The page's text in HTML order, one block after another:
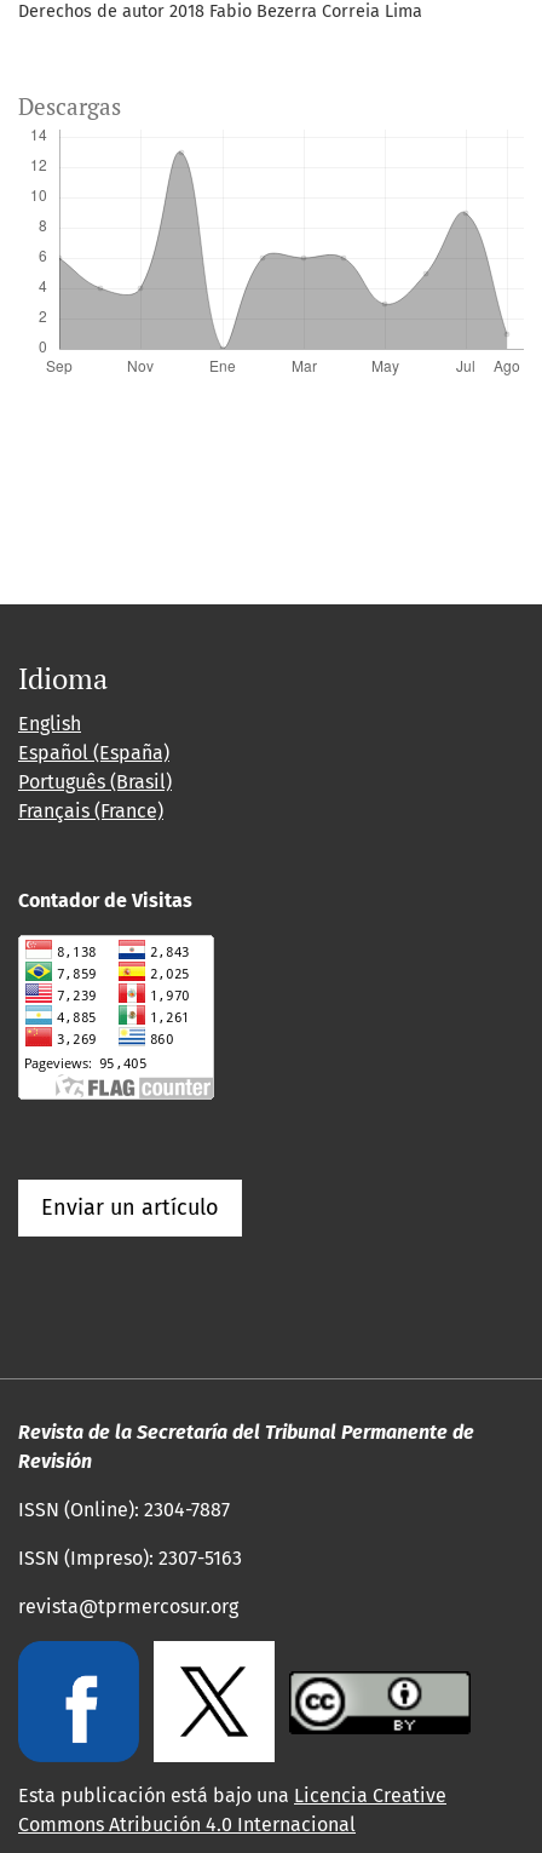
Derechos de autor 2018 Fabio Bezerra Correia Lima
Descargas
Idioma
English
Español (España)
Português (Brasil)
Français (France)
Contador de Visitas
Enviar un artículo
Revista de la Secretaría del Tribunal Permanente de
Revisión
ISSN (Online): 2304-7887
ISSN (Impreso): 2307-5163
revista@tprmercosur.org
Esta publicación está bajo una Licencia Creative
Commons Atribución 4.0 Internacional